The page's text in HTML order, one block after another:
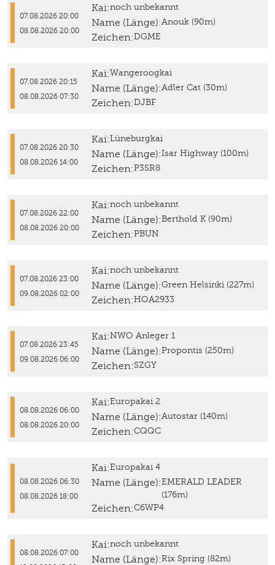
07.08.2026 20:00
08.08.2026 20:00
Kai:noch unbekannt
Name (Länge):Anouk (90m)
Zeichen:DGME
07.08.2026 20:15
08.08.2026 07:30
Kai:Wangeroogkai
Name (Länge):Adler Cat (30m)
Zeichen:DJBF
07.08.2026 20:30
08.08.2026 14:00
Kai:Lüneburgkai
Name (Länge):Isar Highway (100m)
Zeichen:P3SR8
07.08.2026 22:00
08.08.2026 20:00
Kai:noch unbekannt
Name (Länge):Berthold K (90m)
Zeichen:PBUN
07.08.2026 23:00
09.08.2026 02:00
Kai:noch unbekannt
Name (Länge):Green Helsinki (227m)
Zeichen:HOA2933
07.08.2026 23:45
09.08.2026 06:00
Kai:NWO Anleger 1
Name (Länge):Propontis (250m)
Zeichen:SZGY
08.08.2026 06:00
08.08.2026 20:00
Kai:Europakai 2
Name (Länge):Autostar (140m)
Zeichen:CQQC
08.08.2026 06:30
08.08.2026 18:00
Kai:Europakai 4
Name (Länge):EMERALD LEADER
(176m)
Zeichen:C6WP4
08.08.2026 07:00
Kai:noch unbekannt
Name (Länge):Rix Spring (82m)